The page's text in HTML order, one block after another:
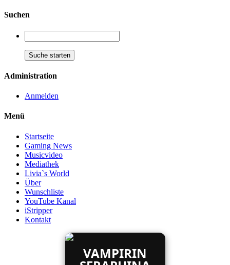
Suchen
Administration
Anmelden
Menü
Startseite
Gaming News
Musicvideo
Mediathek
Livia`s World
Über
Wunschliste
YouTube Kanal
iStripper
Kontakt
VAMPIRIN